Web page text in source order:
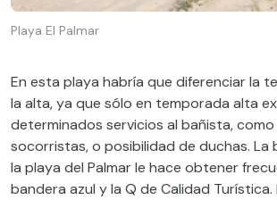
Playa El Palmar
En esta playa habría que diferenciar la
la alta, ya que sólo en temporada alta
determinados servicios al bañista, como
socorristas, o posibilidad de duchas. La
la playa del Palmar le hace obtener
bandera azul y la Q de Calidad Turística.